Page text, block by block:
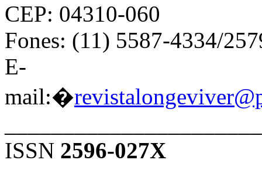
CEP: 04310-060
Fones: (11) 5587-4334/
E-
mail:�
ISSN 2596-027X